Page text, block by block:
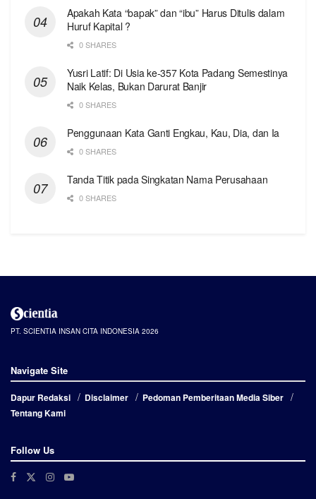
Apakah Kata “bapak” dan “ibu” Harus Ditulis dalam
Huruf Kapital ?
0 SHARES
Yusri Latif: Di Usia ke-357 Kota Padang Semestinya
Naik Kelas, Bukan Darurat Banjir
0 SHARES
Penggunaan Kata Ganti Engkau, Kau, Dia, dan Ia
0 SHARES
Tanda Titik pada Singkatan Nama Perusahaan
0 SHARES
PT. SCIENTIA INSAN CITA INDONESIA 2026
Navigate Site
Dapur Redaksi Disclaimer
Pedoman Pemberitaan Media Siber
Tentang Kami
Follow Us